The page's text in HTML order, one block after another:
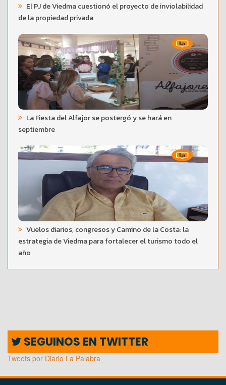
El PJ de Viedma cuestionó el proyecto de inviolabilidad
de la propiedad privada
La Fiesta del Alfajor se postergó y se hará en
septiembre
Vuelos diarios, congresos y Camino de la Costa: la
estrategia de Viedma para fortalecer el turismo todo el
año
SEGUINOS EN TWITTER
Tweets por Diario La Palabra